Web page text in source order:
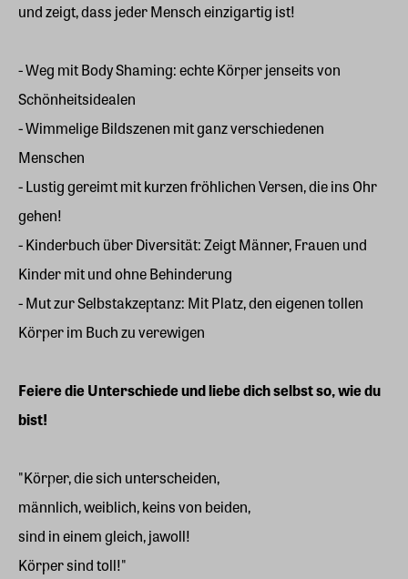
und zeigt, dass jeder Mensch einzigartig ist!
- Weg mit Body Shaming: echte Körper jenseits von
Schönheitsidealen
- Wimmelige Bildszenen mit ganz verschiedenen
Menschen
- Lustig gereimt mit kurzen fröhlichen Versen, die ins Ohr
gehen!
- Kinderbuch über Diversität: Zeigt Männer, Frauen und
Kinder mit und ohne Behinderung
- Mut zur Selbstakzeptanz: Mit Platz, den eigenen tollen
Körper im Buch zu verewigen
Feiere die Unterschiede und liebe dich selbst so, wie du
bist!
"Körper, die sich unterscheiden,
männlich, weiblich, keins von beiden,
sind in einem gleich, jawoll!
Körper sind toll!"